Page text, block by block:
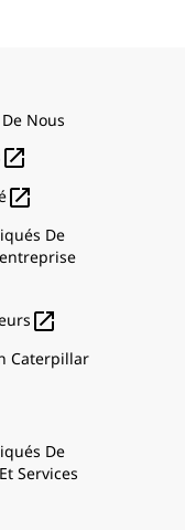
Nous


De

Caterpillar
De
Services